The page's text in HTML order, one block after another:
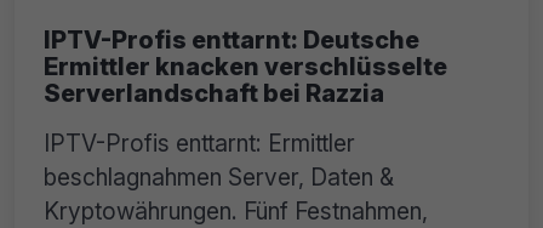
IPTV-Profis enttarnt: Deutsche
Ermittler knacken verschlüsselte
Serverlandschaft bei Razzia
IPTV-Profis enttarnt: Ermittler
beschlagnahmen Server, Daten &
Kryptowährungen. Fünf Festnahmen,